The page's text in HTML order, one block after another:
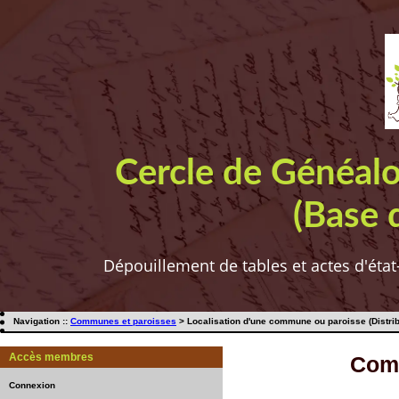
Cercle de
(Base
Dépouillement de tables et actes
Navigation :: Communes et paroisses > Localisation d'une commune ou paroisse
Accès membres
Connexion